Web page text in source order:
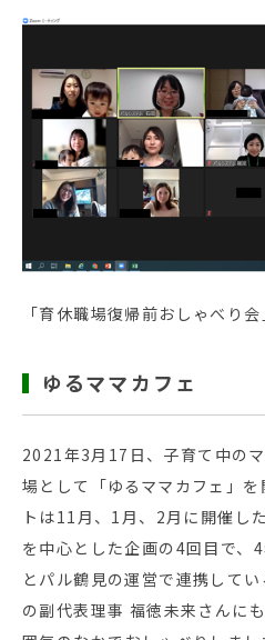
「育休職場復帰前おしゃべり
ゆるママカフェ
2021年3月17日、子育て中の
場として「ゆるママカフェ」
トは11月、1月、2月に開催し
を中心とした企画の4回目で、
とパル鶴見の運営で連携して
の副代表理事 福徳未来さんに